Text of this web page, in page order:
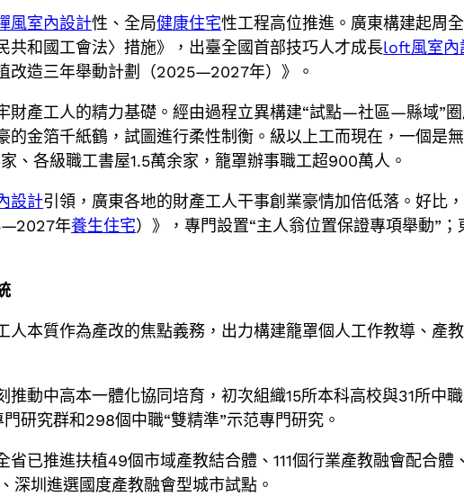
風室內設計性、全局健康住宅性工程高位推進。廣東構建起周
共和國工會法〉措施》，出臺全國首部技巧人才成長loft風室內
改造三年舉動計劃（2025—2027年）》。
財產工人的精力基礎。經由過程立異構建“試點—社區—縣域”
的金箔千紙鶴，試圖進行柔性制衡。級以上工而現在，一個是
、各級職工書屋1.5萬余家，籠罩辦事職工超900萬人。
設計引領，廣東各地的財產工人干事創業豪情加倍低落。好比
年養生住宅）》，專門設置“主人翁位置保證專項舉動”
人本質作為產改的焦點義務，出力構建籠罩個人工作教導、產
推動中高本一體化協同培育，初次組織15所本科高校與31所中
研究群和298個中職“雙精準”示范專門研究。
省已推進扶植49個市域產教結合體、111個行業產教融會配合
深圳進選國度產教融會型城市試點。